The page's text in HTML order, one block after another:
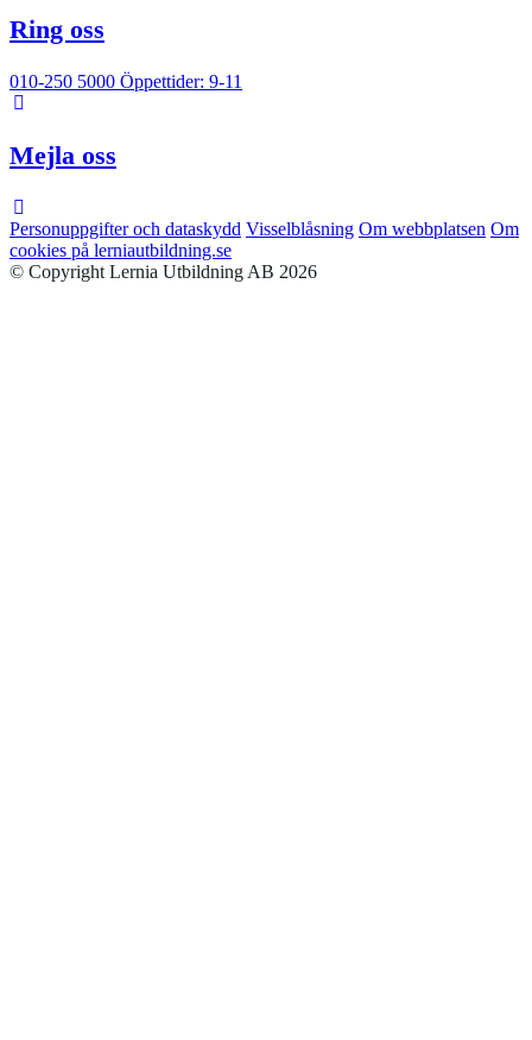
Ring oss
010-250 5000 Öppettider: 9-11
Mejla oss
Personuppgifter och dataskydd Visselblåsning Om webbplatsen Om
cookies på lerniautbildning.se
© Copyright Lernia Utbildning AB 2026